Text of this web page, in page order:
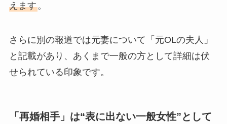
えます。
さらに別の報道では元妻について「元OLの夫人」
と記載があり、あくまで一般の方として詳細は伏
せられている印象です。
「再婚相手」は“表に出ない一般女性”として